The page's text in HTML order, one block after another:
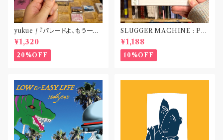
yukue / 『パレードよ、もう一度』
(TAPE)
¥1,320
20%OFF
SLUGGER MACHINE : PE
ACE OUT! / we die if we d
o not do “DIG”(SPLIT CD)
〝横浜&札幌〟
¥1,188
10%OFF